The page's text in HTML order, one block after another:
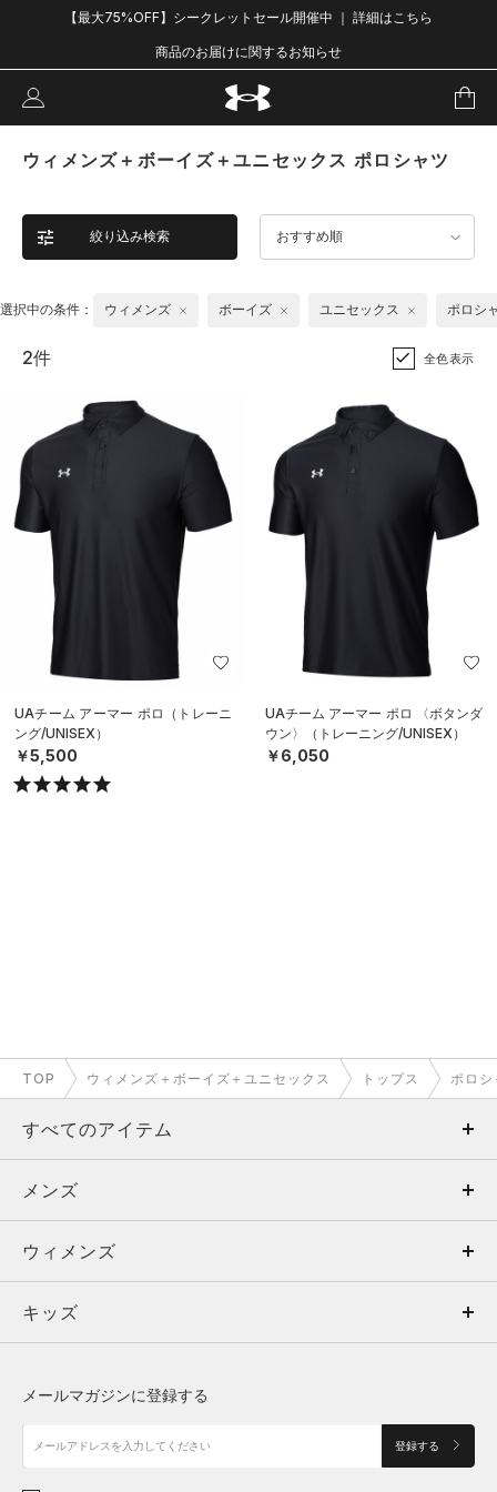
【最大75%OFF】シークレットセール開催中 ｜ 詳細はこちら
商品のお届けに関するお知らせ
ウィメンズ＋ボーイズ＋ユニセックス ポロシャツ
絞り込み検索 おすすめ順
選択中の条件： ウィメンズ ボーイズ ユニセックス ポロシ
2件 全色表示
UAチーム アーマー ポロ（トレーニ
ング/UNISEX）
￥5,500
UAチーム アーマー ポロ 〈ボタンダ
ウン〉（トレーニング/UNISEX）
￥6,050
TOP ウィメンズ＋ボーイズ＋ユニセックス トップス ポロシ
すべてのアイテム
メンズ
ウィメンズ
キッズ
アクセサリー
メンズ
トップス
ボトムス
アクセサリー
ウィメンズ
トップス
シューズ
キッズ
メールマガジンに登録する
登録する